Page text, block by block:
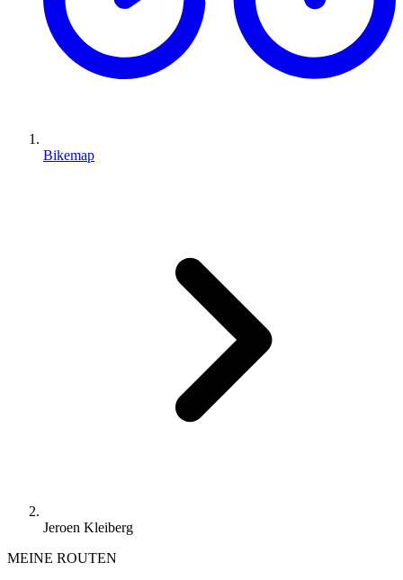
Bikemap
Jeroen Kleiberg
MEINE ROUTEN